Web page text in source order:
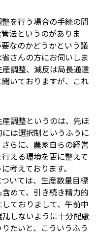
を行う場合の手続の問
法というのがありま
なのかどうかという議
さんの方にお伺いしま
調整、減反は局長通達
いておりますが、これ
調整というのは、先ほ
は選択制というふうに
らに、農家自らの経営
える環境を更に整えて
考えております。
いては、生産数量目標
めて、引き続き精力的
ておりまして、午前中
しないように十分配慮
たいと、こういうふう